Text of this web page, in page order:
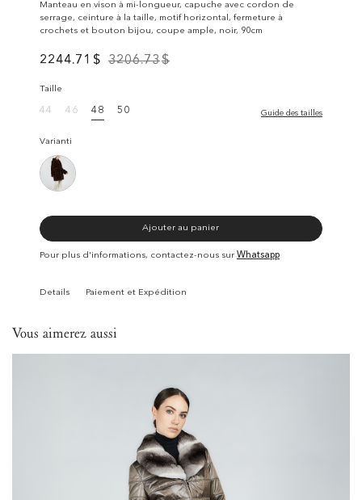
Manteau en vison à mi-longueur, capuche avec cordon de
serrage, ceinture à la taille, motif horizontal, fermeture à
crochets et bouton bijou, coupe ample, noir, 90cm
2244.71 $ 3206.73$
Taille
44 46 48 50 Guide des tailles
Varianti
Ajouter au panier
Pour plus d'informations, contactez-nous sur Whatsapp
Details Paiement et Expédition
Vous aimerez aussi